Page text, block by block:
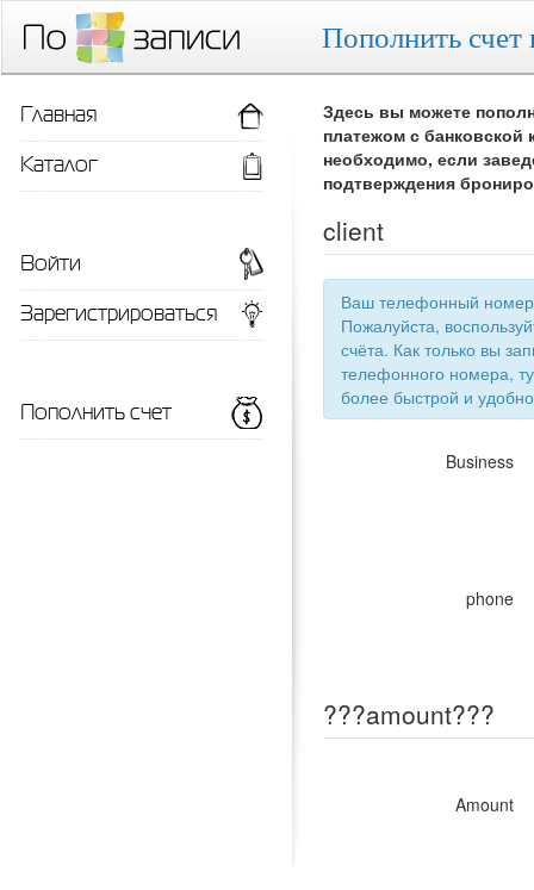
Пополнить счет
Здесь вы можете
платежом с
необходимо, если
подтверждения
client
Ваш телефонный номер
Пожалуйста,
счёта. Как только вы
телефонного номера,
более
Business
phone
???amount???
Amount
Главная
Каталог
Войти
Зарегистрироваться
Пополнить счет